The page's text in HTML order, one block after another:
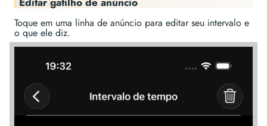
Toque em uma linha de anúncio para editar seu intervalo e
o que ele diz.